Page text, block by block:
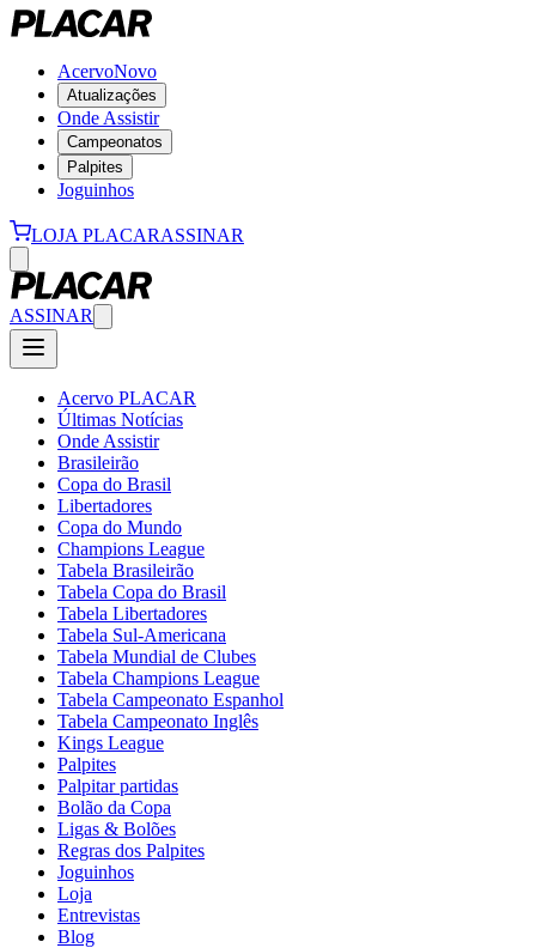
AcervoNovo
Atualizações
Onde Assistir
Campeonatos
Palpites
Joguinhos
LOJA PLACARASSINAR
ASSINAR
Acervo PLACAR
Últimas Notícias
Onde Assistir
Brasileirão
Copa do Brasil
Libertadores
Copa do Mundo
Champions League
Tabela Brasileirão
Tabela Copa do Brasil
Tabela Libertadores
Tabela Sul-Americana
Tabela Mundial de Clubes
Tabela Champions League
Tabela Campeonato Espanhol
Tabela Campeonato Inglês
Kings League
Palpites
Palpitar partidas
Bolão da Copa
Ligas & Bolões
Regras dos Palpites
Joguinhos
Loja
Entrevistas
Blog